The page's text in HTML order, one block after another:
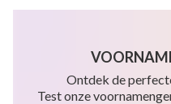
Ontdek de
Test onze